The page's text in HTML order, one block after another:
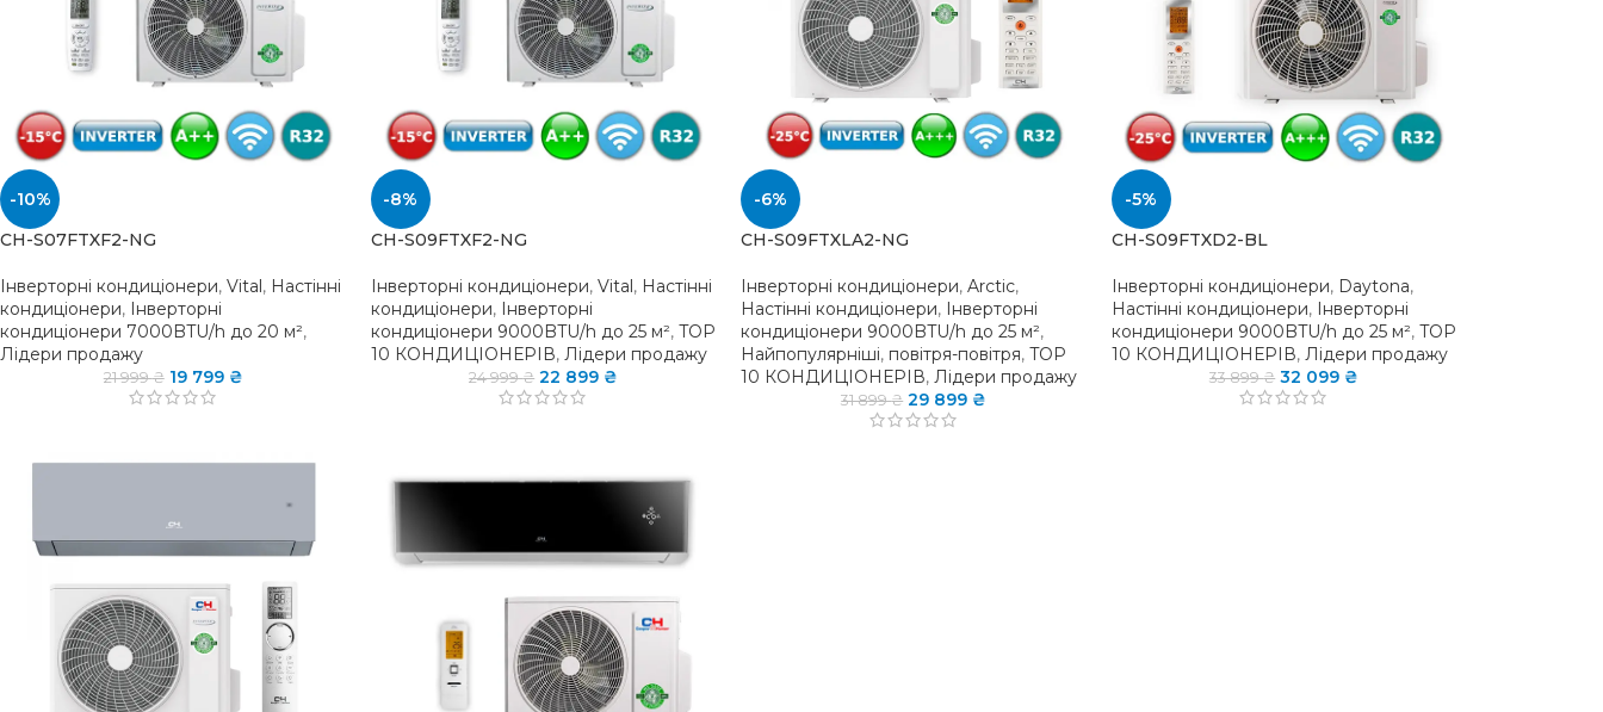
-10%
CH-S07FTXF2-NG
Інверторні кондиціонери, Vital , Настінні
кондиціонери, Інверторні
кондиціонери 7000BTU/h до 20 м²,
Лідери продажу
21 999₴ 19 799 ₴
-8%
CH-S09FTXF2-NG
Інверторні кондиціонери, Vital , Настінні
кондиціонери, Інверторні
кондиціонери 9000BTU/h до 25 м², TOP
10 КОНДИЦІОНЕРІВ, Лідери продажу
24 999₴ 22 899 ₴
-6%
CH-S09FTXLA2-NG
Інверторні кондиціонери, Arctic,
Настінні кондиціонери, Інверторні
кондиціонери 9000BTU/h до 25 м²,
Найпопулярніші, повітря-повітря, TOP
10 КОНДИЦІОНЕРІВ, Лідери продажу
31 899₴ 29 899 ₴
-5%
CH-S09FTXD2-BL
Інверторні кондиціонери, Daytona,
Настінні кондиціонери, Інверторні
кондиціонери 9000BTU/h до 25 м², TOP
10 КОНДИЦІОНЕРІВ, Лідери продажу
33 899₴ 32 099 ₴